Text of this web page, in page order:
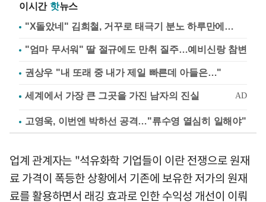
이시간 핫뉴스
"X돌았네" 김희철, 거꾸로 태극기 분노 하루만에…
"엄마 무서워" 딸 절규에도 만취 질주…예비신랑 참변
권상우 "내 또래 중 내가 제일 빠른데 아들은…"
고영욱, 이번엔 박하선 공격…"류수영 열심히 일해야"
업계 관계자는 "석유화학 기업들이 이란 전쟁으로 원재
료 가격이 폭등한 상황에서 기존에 보유한 저가의 원재
료를 활용하면서 래깅 효과로 인한 수익성 개선이 이뤄